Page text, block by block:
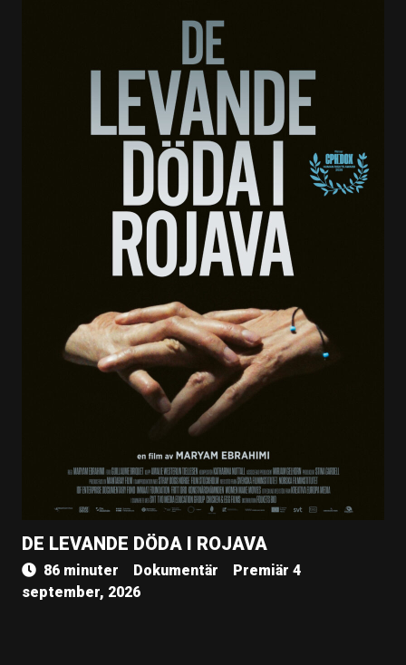
DE LEVANDE DÖDA I ROJAVA
86 minuter Dokumentär
Premiär 4
september, 2026